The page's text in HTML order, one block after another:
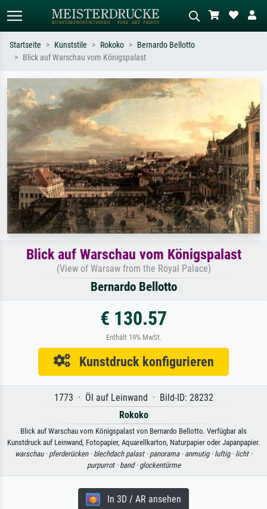
Suchen Sie nach Künstlern, Werktiteln
oder Stilen – z.B. Monet,
Sternennacht, Impressionismus, Welle
Hokusai, Akt.
Beschreiben Sie die Szene – z.B. Grüne
Wiese, Abstrakt mit viel Rot, Dunkles
Ölgemälde, Stehender Akt neben einem
Baum.
Startseite Kunststile Rokoko
Bernardo Bellotto
Blick auf Warschau vom Königspalast
Blick auf Warschau vom Königspalast
(View of Warsaw from the Royal Palace)
Bernardo Bellotto
€ 130.57
Enthält 19% MwSt.
Kunstdruck konfigurieren
1773 · Öl auf Leinwand · Bild-ID: 28232
Rokoko
Blick auf Warschau vom Königspalast von Bernardo Bellotto. Verfügbar als
Kunstdruck auf Leinwand, Fotopapier, Aquarellkarton, Naturpapier oder Japanpapier.
warschau · pferderücken · blechdach palast · panorama · anmutig · luftig · licht ·
purpurrot · band · glockentürme
In 3D / AR ansehen